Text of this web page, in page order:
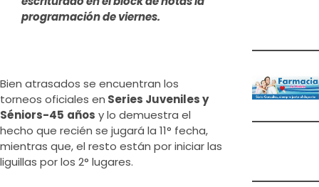
programación de viernes.
Bien atrasados se encuentran los
torneos oficiales en Series Juveniles y
Séniors-45 años y lo demuestra el
hecho que recién se jugará la 11° fecha,
mientras que, el resto están por iniciar las
liguillas por los 2° lugares.